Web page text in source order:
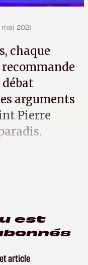
2021
chaque
arguments
Pierre
est
article